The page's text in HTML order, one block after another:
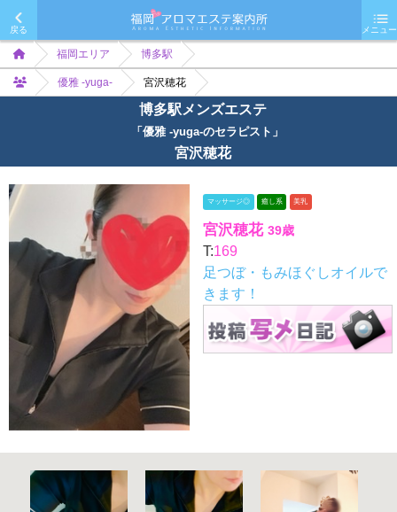
戻る メニュー
福岡エリア 博多駅
優雅 -yuga- 宮沢穂花
博多駅メンズエステ
「優雅 -yuga-のセラピスト」
宮沢穂花
マッサージ◎ 癒し系 美乳
宮沢穂花 39歳
T:169
足つぼ・もみほぐしオイルで
きます！